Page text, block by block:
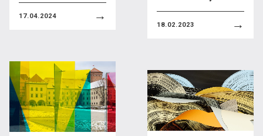
Ewa Grzesiak
Agnieszka Jankowska-Marzec
K
Joanna Kaiser-Plaskowska
Zofia Karpowicz
17.04.2024 →
18.02.2023 →